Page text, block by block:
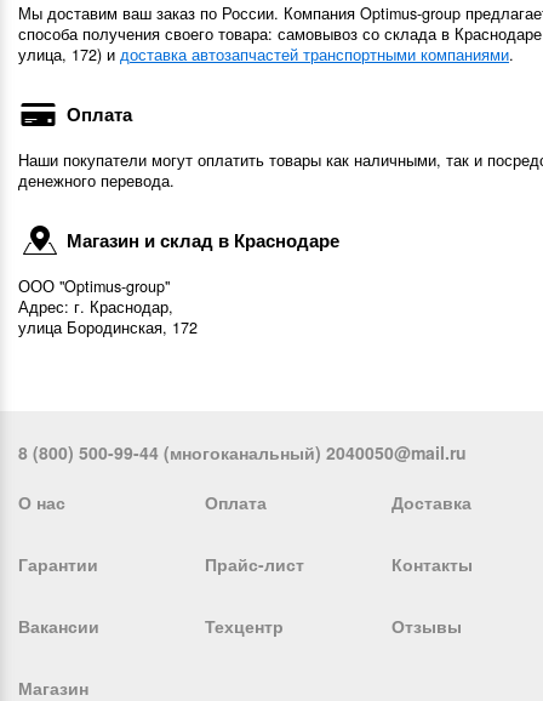
Мы доставим ваш заказ по России. Компания Optimus-group
способа получения своего товара: самовывоз со склада в
улица, 172) и доставка автозапчастей транспортными компаниями.
Оплата
Наши покупатели могут оплатить товары как наличными, так и
денежного перевода.
Магазин и склад в Краснодаре
ООО "Optimus-group"
Адрес: г. Краснодар,
улица Бородинская, 172
8 (800) 500-99-44 (многоканальный) 2040050@mail.ru
О нас Оплата Доставка
Гарантии Прайс-лист Контакты
Вакансии Техцентр Отзывы
Магазин